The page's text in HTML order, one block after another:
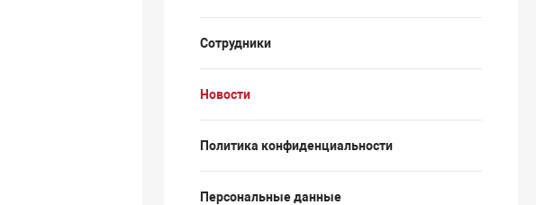
Сотрудники
Новости
Политика конфиденциальности
Персональные данные